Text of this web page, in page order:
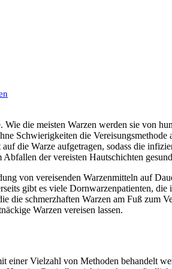
die meisten Warzen werden sie von
Schwierigkeiten die
die Warze aufgetragen, sodass die
der vereisten Hautschichten
von vereisenden Warzenmitteln auf
gibt es viele Dornwarzenpatienten,
die schmerzhaften Warzen am Fuß
Warzen vereisen lassen.
einer Vielzahl von Methoden behandelt